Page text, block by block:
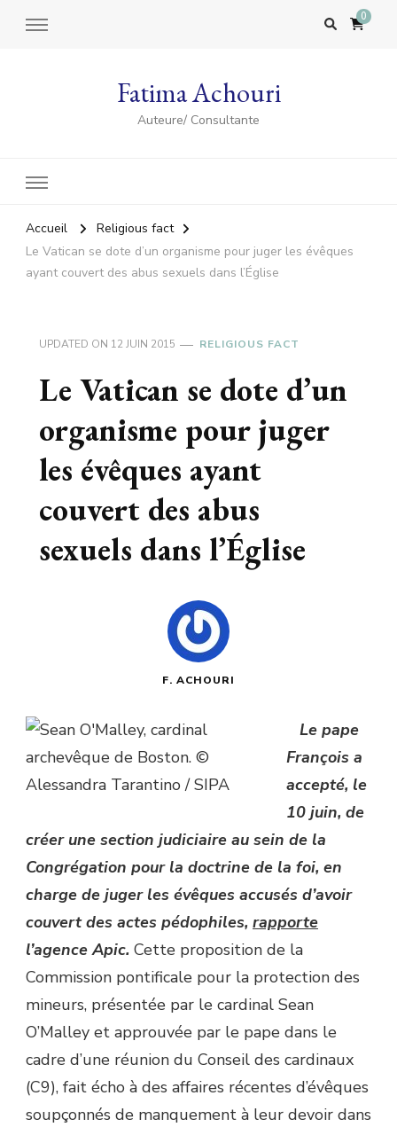
0
Fatima Achouri
Auteure/ Consultante
Accueil
Religious fact
Le Vatican se dote d’un organisme pour juger les évêques
ayant couvert des abus sexuels dans l’Église
UPDATED ON 12 JUIN 2015 RELIGIOUS FACT
Le Vatican se dote d’un
organisme pour juger
les évêques ayant
couvert des abus
sexuels dans l’Église
F. ACHOURI
Le pape
François a
accepté, le
10 juin, de
créer une section judiciaire au sein de la
Congrégation pour la doctrine de la foi, en
charge de juger les évêques accusés d’avoir
couvert des actes pédophiles, rapporte
l’agence Apic. Cette proposition de la
Commission pontificale pour la protection des
mineurs, présentée par le cardinal Sean
O’Malley et approuvée par le pape dans le
cadre d’une réunion du Conseil des cardinaux
(C9), fait écho à des affaires récentes d’évêques
soupçonnés de manquement à leur devoir dans